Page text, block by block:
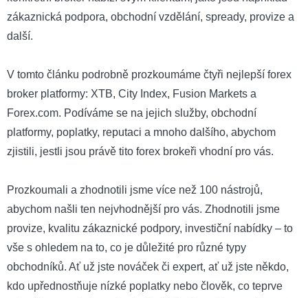
zákaznická podpora, obchodní vzdělání, spready, provize a
další.
V tomto článku podrobně prozkoumáme čtyři nejlepší forex
broker platformy: XTB, City Index, Fusion Markets a
Forex.com. Podíváme se na jejich služby, obchodní
platformy, poplatky, reputaci a mnoho dalšího, abychom
zjistili, jestli jsou právě tito forex brokeři vhodní pro vás.
Prozkoumali a zhodnotili jsme více než 100 nástrojů,
abychom našli ten nejvhodnější pro vás. Zhodnotili jsme
provize, kvalitu zákaznické podpory, investiční nabídky – to
vše s ohledem na to, co je důležité pro různé typy
obchodníků. Ať už jste nováček či expert, ať už jste někdo,
kdo upřednostňuje nízké poplatky nebo člověk, co teprve